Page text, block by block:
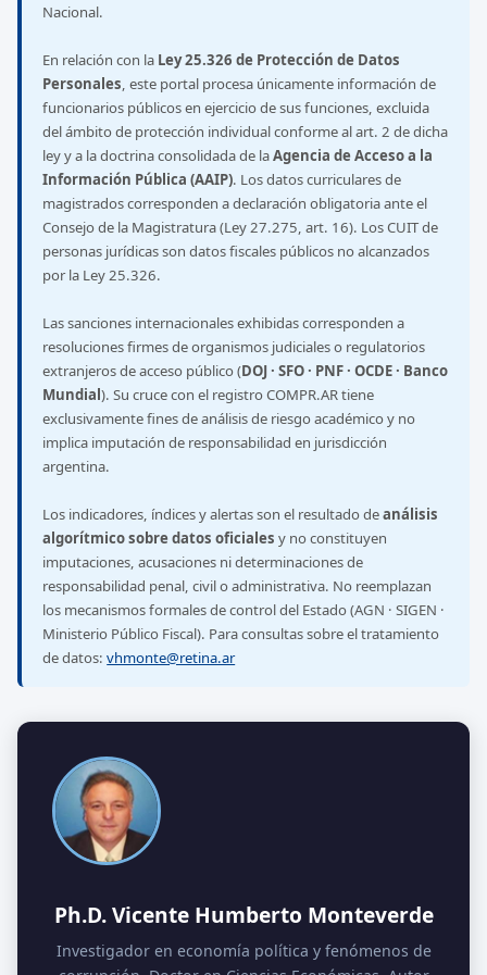
Nacional.
En relación con la Ley 25.326 de Protección de Datos
Personales, este portal procesa únicamente información de
funcionarios públicos en ejercicio de sus funciones, excluida
del ámbito de protección individual conforme al art. 2 de dicha
ley y a la doctrina consolidada de laAgencia de Acceso a la
Información Pública (AAIP). Los datos curriculares de
magistrados corresponden a declaración obligatoria ante el
Consejo de la Magistratura (Ley 27.275, art. 16). Los CUIT de
personas jurídicas son datos fiscales públicos no alcanzados
por la Ley 25.326.
Las sanciones internacionales exhibidas corresponden a
resoluciones firmes de organismos judiciales o regulatorios
extranjeros de acceso público (DOJ · SFO · PNF · OCDE · Banco
Mundial). Su cruce con el registro COMPR.AR tiene
exclusivamente fines de análisis de riesgo académico y no
implica imputación de responsabilidad en jurisdicción
argentina.
Los indicadores, índices y alertas son el resultado deanálisis
algorítmico sobre datos oficiales y no constituyen
imputaciones, acusaciones ni determinaciones de
responsabilidad penal, civil o administrativa. No reemplazan
los mecanismos formales de control del Estado (AGN · SIGEN ·
Ministerio Público Fiscal). Para consultas sobre el tratamiento
de datos:vhmonte@retina.ar
Ph.D. Vicente Humberto Monteverde
Investigador en economía política y fenómenos de